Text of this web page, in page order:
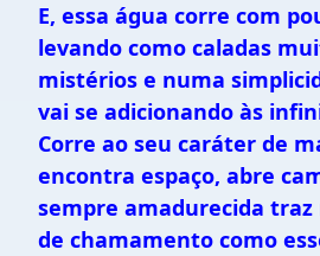
E, essa água corre com
levando como caladas
mistérios e numa
vai se adicionando às
Corre ao seu caráter de
encontra espaço, abre
sempre amadurecida
de chamamento como